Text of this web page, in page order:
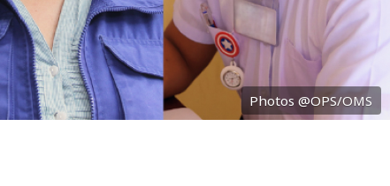
Photos @OPS/OMS